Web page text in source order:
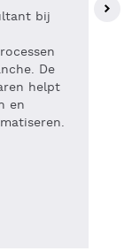
bij
De
helpt
en